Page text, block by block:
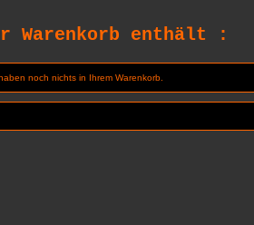
Warenkorb enthält :
noch nichts in Ihrem Warenkorb.